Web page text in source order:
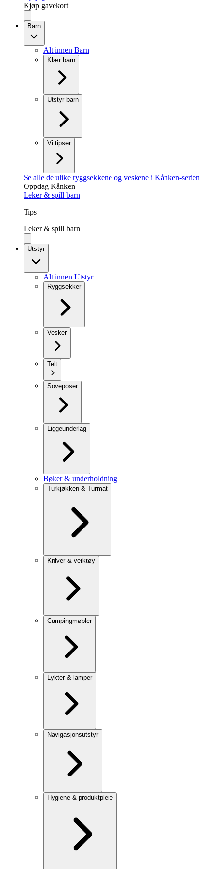
Kjøp gavekort
Barn
Alt innen Barn
Klær barn
Utstyr barn
Vi tipser
Se alle de ulike ryggsekkene og veskene i Kånken-serien
Oppdag Kånken
Leker & spill barn
Tips
Leker & spill barn
Utstyr
Alt innen Utstyr
Ryggsekker
Vesker
Telt
Soveposer
Liggeunderlag
Bøker & underholdning
Turkjøkken & Turmat
Kniver & verktøy
Campingmøbler
Lykter & lamper
Navigasjonsutstyr
Hygiene & produktpleie